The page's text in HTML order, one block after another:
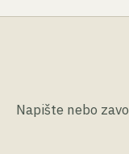
Napište nebo